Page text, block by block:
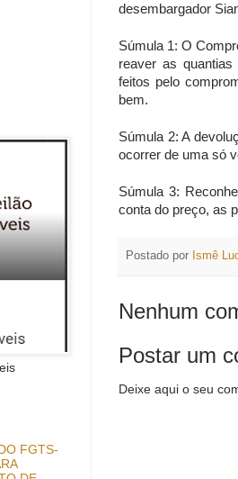
desembargador
Súmula 1: O
reaver as
feitos pelo
bem.
Súmula 2: A
ocorrer de uma só
Súmula 3:
conta do preço, as
Postado por Ismê
Nenhum
Postar um
Deixe aqui o seu
FGTS-